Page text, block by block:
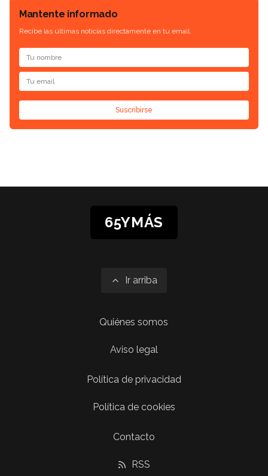
Mantente informado
Recibe las últimas noticias directamente en tu email.
Suscribirse
65YMÁS
Ir arriba
Quiénes somos
Aviso legal
Política de privacidad
Política de cookies
Contacto
RSS